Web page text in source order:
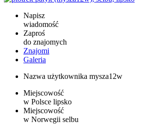
Napisz
wiadomość
Zaproś
do znajomych
Znajomi
Galeria
Nazwa użytkownika mysza12w
Miejscowość
w Polsce lipsko
Miejscowość
w Norwegii selbu